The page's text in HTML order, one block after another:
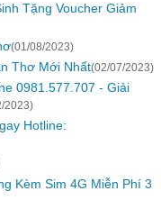
Tặng Voucher Giảm
(01/08/2023)
Thơ Mới Nhất(02/07/2023)
0981.577.707 - Giải
2023)
Hotline:
Kèm Sim 4G Miễn Phí 3